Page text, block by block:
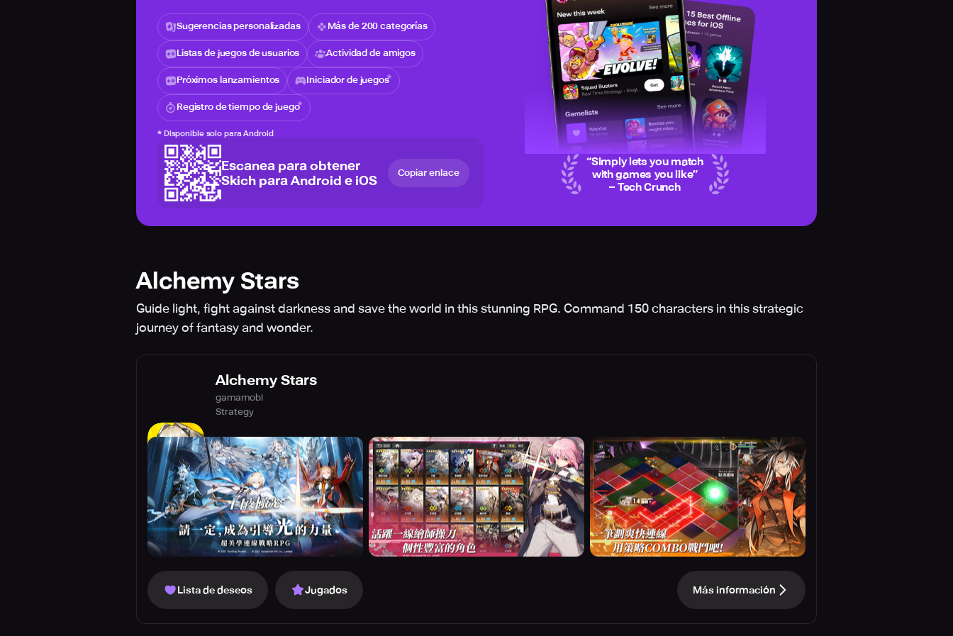
Sugerencias personalizadas Más de 200 categorías
Listas de juegos de usuarios Actividad de amigos
Próximos lanzamientos Iniciador de juegos
Registro de tiempo de juego
* Disponible solo para Android
Escanea para obtener
Skich para Android e iOS
Copiar enlace
“Simply lets you match
with games you like”
– Tech Crunch
Alchemy Stars
Guide light, fight against darkness and save the world in this stunning RPG. Command 150 characters in this strategic
journey of fantasy and wonder.
Alchemy Stars
gamamobi
Strategy
Lista de deseos Jugados Más información